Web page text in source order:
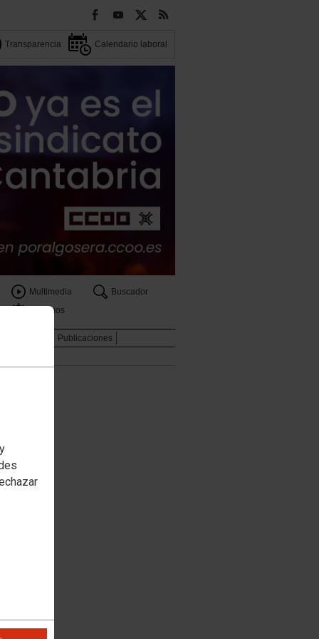
Transparencia Calendario laboral
Multimedia
Buscador
Servicios
Publicaciones